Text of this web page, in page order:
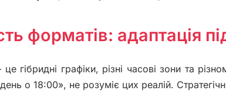
форматів: адаптація
гібридні графіки, різні часові зони та
о 18:00», не розуміє цих реалій.